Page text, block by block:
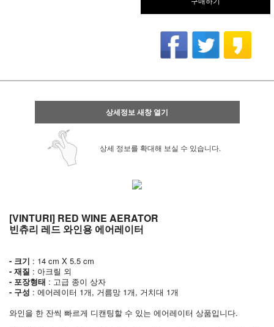
상세정보 새창 열기
상세 정보를 확대해 보실 수 있습니다.
[VINTURI] RED WINE AERATOR
빈츄리 레드 와인용 에어레이터
- 크기 : 14 cm X 5.5 cm
- 재질 : 아크릴 외
- 포장형태 : 고급 종이 상자
- 구성 : 에어레이터 1개, 거름망 1개, 거치대 1개
와인을 한 잔씩 빠르게 디캔팅할 수 있는 에어레이터 상품입니다.